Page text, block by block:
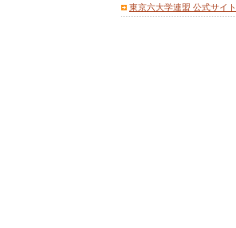
東京六大学連盟 公式サイト